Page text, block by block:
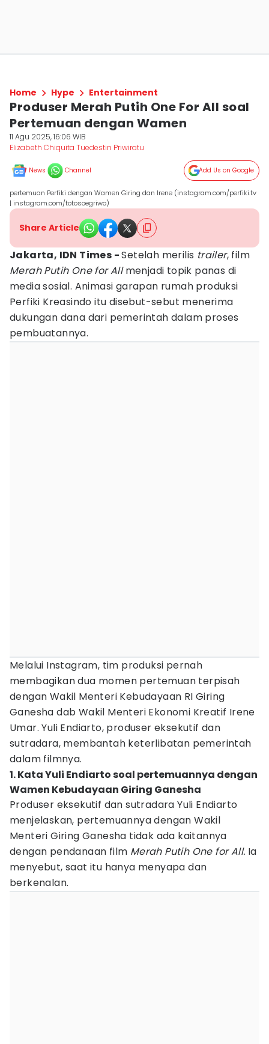
Home Hype Entertainment
Produser Merah Putih One For All soal
Pertemuan dengan Wamen
11 Agu 2025, 16:06 WIB
Elizabeth Chiquita Tuedestin Priwiratu
News Channel Add Us on Google
pertemuan Perfiki dengan Wamen Giring dan Irene (instagram.com/perfiki.tv
| instagram.com/totosoegriwo)
Share Article
Jakarta, IDN Times -Setelah merilis trailer, film
Merah Putih One for Allmenjadi topik panas di
media sosial. Animasi garapan rumah produksi
Perfiki Kreasindo itu disebut-sebut menerima
dukungan dana dari pemerintah dalam proses
pembuatannya.
Melalui Instagram, tim produksi pernah
membagikan dua momen pertemuan terpisah
dengan Wakil Menteri Kebudayaan RI Giring
Ganesha dab Wakil Menteri Ekonomi Kreatif Irene
Umar. Yuli Endiarto, produser eksekutif dan
sutradara, membantah keterlibatan pemerintah
dalam filmnya.
1. Kata Yuli Endiarto soal pertemuannya dengan
Wamen Kebudayaan Giring Ganesha
Produser eksekutif dan sutradara Yuli Endiarto
menjelaskan, pertemuannya dengan Wakil
Menteri Giring Ganesha tidak ada kaitannya
dengan pendanaan film Merah Putih One for All. Ia
menyebut, saat itu hanya menyapa dan
berkenalan.